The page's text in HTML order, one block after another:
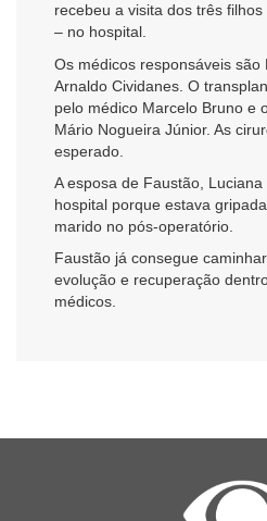
recebeu a visita dos três
– no hospital.
Os médicos responsáveis são
Arnaldo Cividanes. O
pelo médico Marcelo Bruno e
Mário Nogueira Júnior. As
esperado.
A esposa de Faustão,
hospital porque estava
marido no pós-operatório.
Faustão já consegue
evolução e recuperação
médicos.